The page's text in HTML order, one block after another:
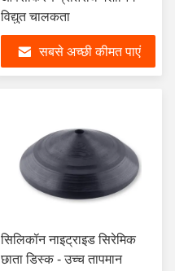
विद्युत चालकता
सबसे अच्छी कीमत पाएं
सिलिकॉन नाइट्राइड सिरेमिक
छाता डिस्क - उच्च तापमान